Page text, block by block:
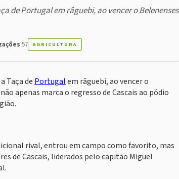
de Portugal em râguebi, ao vencer o Belenenses
57 AGRICULTURA
Taça de Portugalem râguebi, ao vencer o
apenas marca o regresso de Cascais ao pódio
rival, entrou em campo como favorito, mas
de Cascais, liderados pelo capitão Miguel